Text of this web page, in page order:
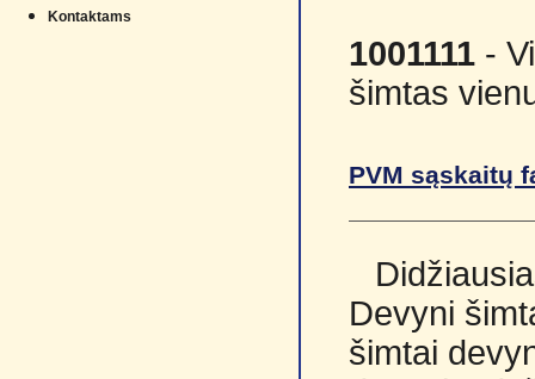
Kontaktams
1001111 -
šimtas
PVM sąskaitų
Devyni
šimtai